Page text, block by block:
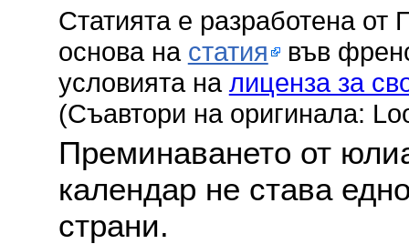
Статията е разработена
основа на статия във
условията на лиценза за
(Съавтори на оригинала:
Преминаването от
календар не става
страни.